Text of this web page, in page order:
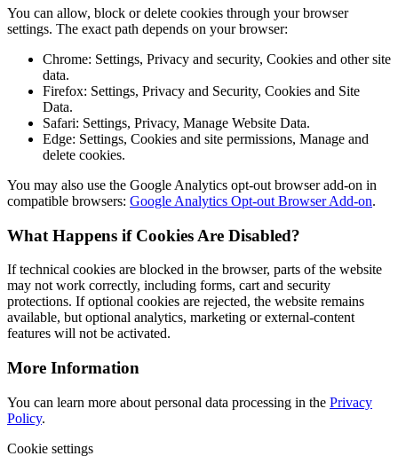
You can allow, block or delete cookies through your browser
settings. The exact path depends on your browser:
Chrome: Settings, Privacy and security, Cookies and other site
data.
Firefox: Settings, Privacy and Security, Cookies and Site
Data.
Safari: Settings, Privacy, Manage Website Data.
Edge: Settings, Cookies and site permissions, Manage and
delete cookies.
You may also use the Google Analytics opt-out browser add-on in
compatible browsers: Google Analytics Opt-out Browser Add-on.
What Happens if Cookies Are Disabled?
If technical cookies are blocked in the browser, parts of the website
may not work correctly, including forms, cart and security
protections. If optional cookies are rejected, the website remains
available, but optional analytics, marketing or external-content
features will not be activated.
More Information
You can learn more about personal data processing in the Privacy
Policy.
Cookie settings